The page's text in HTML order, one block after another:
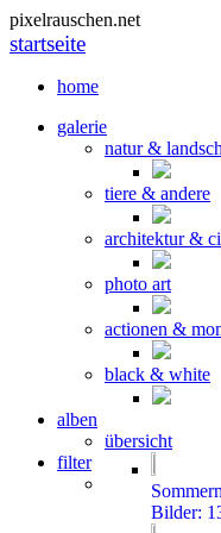
pixelrauschen.net
startseite
home
galerie
natur &
tiere & andere
architektur &
photo art
actionen &
black & white
alben
übersicht
Bilder:
filter